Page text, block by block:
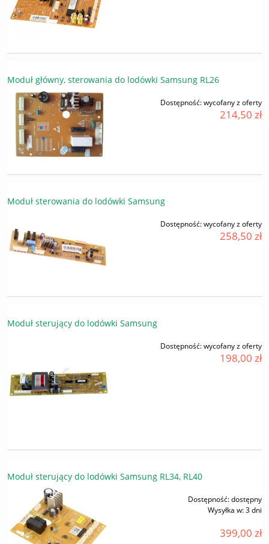
Moduł główny, sterowania do lodówki Samsung RL26
Dostępność:wycofany z oferty
214,50 zł
Moduł sterowania do lodówki Samsung
Dostępność:wycofany z oferty
258,50 zł
Moduł sterujący do lodówki Samsung
Dostępność:wycofany z oferty
198,00 zł
Moduł sterujący do lodówki Samsung RL34, RL40
Dostępność:dostępny
Wysyłka w:3 dni
399,00 zł